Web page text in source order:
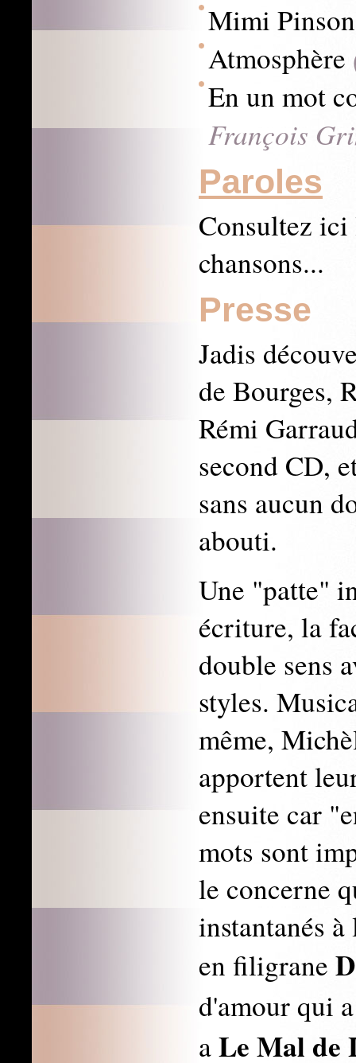
Mimi Pinson
Atmosphère
En un mot
François
Paroles
Consultez ici
chansons...
Presse
Jadis
de Bourges,
Rémi
second CD,
sans aucun
abouti.
Une "patte"
écriture, la
double sens
styles.
même,
apportent
ensuite car
mots sont
le concerne
instantanés
en filigrane
d'amour qui
aLe Mal de